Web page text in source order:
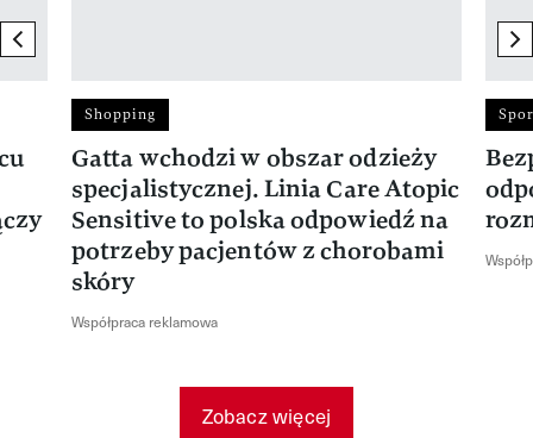
previous element
Shopping
Gatta wchodzi w obszar odzieży
specjalistycznej. Linia Care Atopic
Sensitive to polska odpowiedź na
potrzeby pacjentów z chorobami
skóry
Współpraca reklamowa
Zobacz więcej